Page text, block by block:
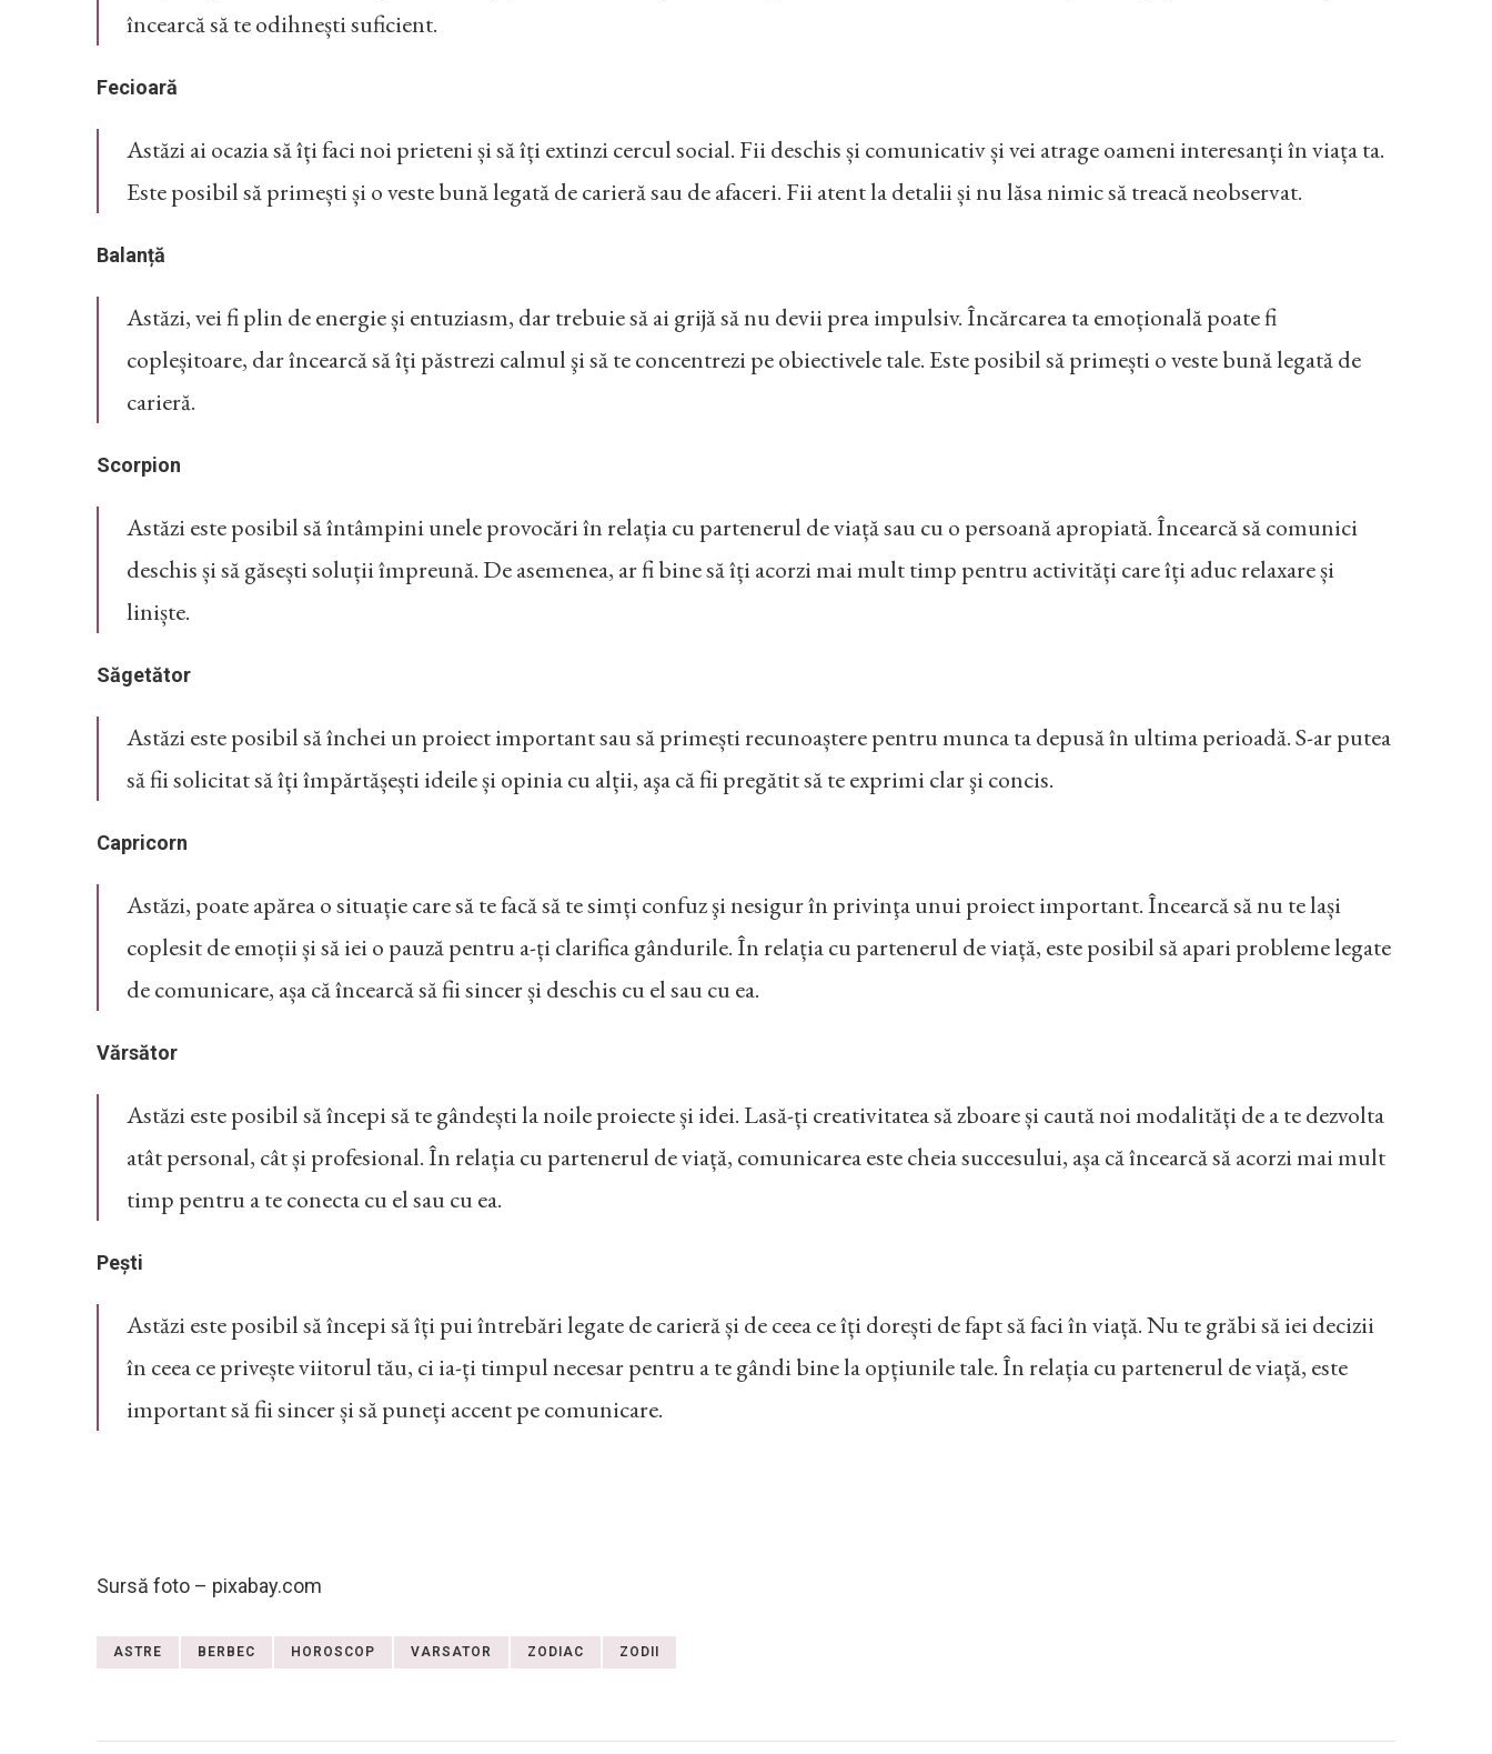
încearcă să te odihnești suficient.
Fecioară
Astăzi ai ocazia să îți faci noi prieteni și să îți extinzi cercul social. Fii deschis și comunicativ și vei atrage oameni interesanți în viața ta.
Este posibil să primești și o veste bună legată de carieră sau de afaceri. Fii atent la detalii și nu lăsa nimic să treacă neobservat.
Balanță
Astăzi, vei fi plin de energie și entuziasm, dar trebuie să ai grijă să nu devii prea impulsiv. Încărcarea ta emoțională poate fi
copleșitoare, dar încearcă să îți păstrezi calmul şi să te concentrezi pe obiectivele tale. Este posibil să primești o veste bună legată de
carieră.
Scorpion
Astăzi este posibil să întâmpini unele provocări în relația cu partenerul de viață sau cu o persoană apropiată. Încearcă să comunici
deschis și să găsești soluții împreună. De asemenea, ar fi bine să îți acorzi mai mult timp pentru activități care îți aduc relaxare și
liniște.
Săgetător
Astăzi este posibil să închei un proiect important sau să primești recunoaștere pentru munca ta depusă în ultima perioadă. S-ar putea
să fii solicitat să îți împărtășești ideile și opinia cu alții, aşa că fii pregătit să te exprimi clar şi concis.
Capricorn
Astăzi, poate apărea o situație care să te facă să te simți confuz şi nesigur în privinţa unui proiect important. Încearcă să nu te lași
coplesit de emoții și să iei o pauză pentru a-ți clarifica gândurile. În relația cu partenerul de viață, este posibil să apari probleme legate
de comunicare, așa că încearcă să fii sincer și deschis cu el sau cu ea.
Vărsător
Astăzi este posibil să începi să te gândești la noile proiecte și idei. Lasă-ți creativitatea să zboare și caută noi modalități de a te dezvolta
atât personal, cât și profesional. În relația cu partenerul de viață, comunicarea este cheia succesului, așa că încearcă să acorzi mai mult
timp pentru a te conecta cu el sau cu ea.
Pești
Astăzi este posibil să începi să îți pui întrebări legate de carieră și de ceea ce îți dorești de fapt să faci în viață. Nu te grăbi să iei decizii
în ceea ce privește viitorul tău, ci ia-ți timpul necesar pentru a te gândi bine la opțiunile tale. În relația cu partenerul de viață, este
important să fii sincer și să puneți accent pe comunicare.
Sursă foto – pixabay.com
ASTRE BERBEC HOROSCOP VARSATOR ZODIAC ZODII